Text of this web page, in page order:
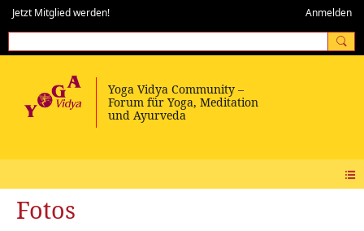
Jetzt Mitglied werden! Anmelden
Fotos